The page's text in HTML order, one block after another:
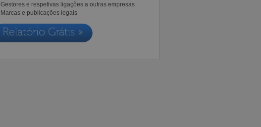
Gestores e respetivas ligações a outras empresas
Marcas e publicações legais
Relatório Grátis »